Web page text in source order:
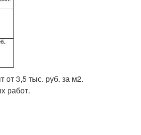
от 3,5 тыс. руб. за м2.
работ.